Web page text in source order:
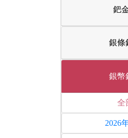
鈀
銀條
銀幣
全
2026